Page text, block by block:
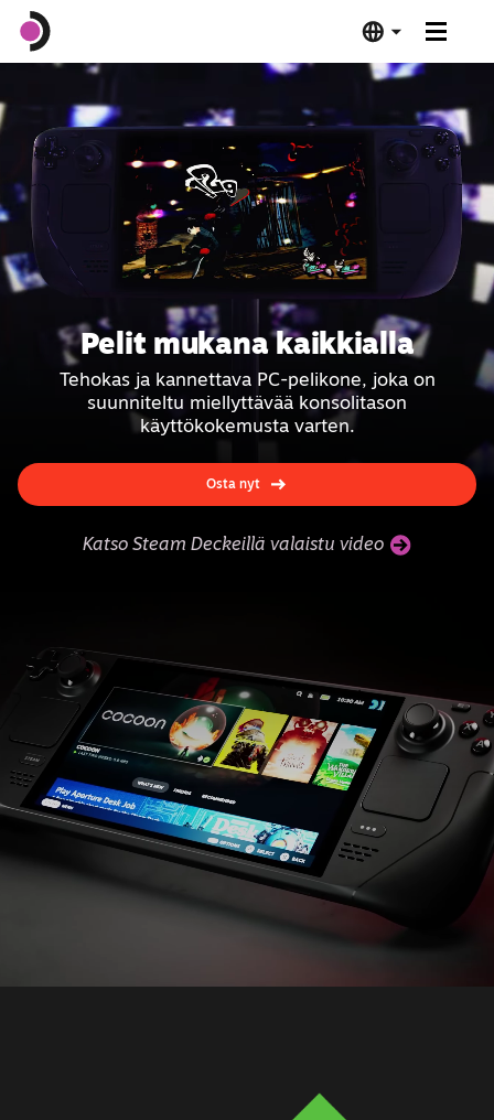
Steam Deck LCD
Telakka
Ohjelmisto
Deck Verified
Tekniset tiedot
Osta nyt
Pelit mukana kaikkialla
Tehokas ja kannettava PC-pelikone, joka on
suunniteltu miellyttävää konsolitason
käyttökokemusta varten.
Osta nyt
Katso Steam Deckeillä valaistu video